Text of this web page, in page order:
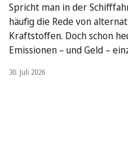
Spricht man in der
häufig die Rede von
Kraftstoffen. Doch schon
Emissionen – und Geld –
30. Juli 2026